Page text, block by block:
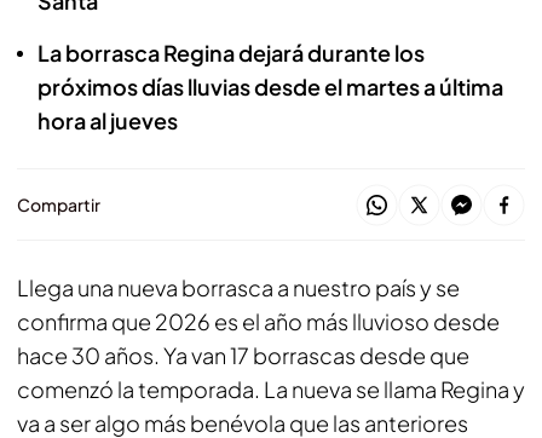
La borrasca Regina dejará durante los
próximos días lluvias desde el martes a última
hora al jueves
Compartir
Llega una nueva borrasca a nuestro país y se
confirma que 2026 es el año más lluvioso desde
hace 30 años. Ya van 17 borrascas desde que
comenzó la temporada. La nueva se llama Regina y
va a ser algo más benévola que las anteriores